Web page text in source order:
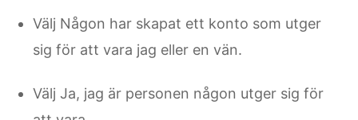
Välj Någon har skapat ett konto som utger
sig för att vara jag eller en vän.
Välj Ja, jag är personen någon utger sig för